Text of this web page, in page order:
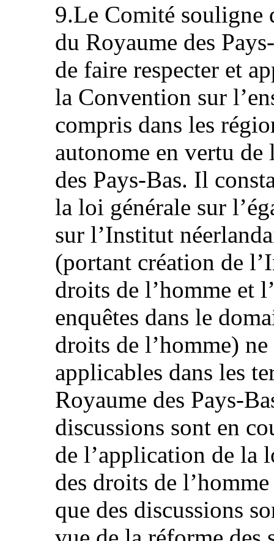
9.Le Comité souligne
du Royaume des
de faire respecter et
la Convention sur
compris dans les
autonome en vertu
des Pays‑Bas. Il
la loi générale sur
sur l’Institut
(portant création de
droits de l’homme et
enquêtes dans le
droits de l’homme)
applicables dans les
Royaume des
discussions sont en
de l’application de la
des droits de
que des discussions